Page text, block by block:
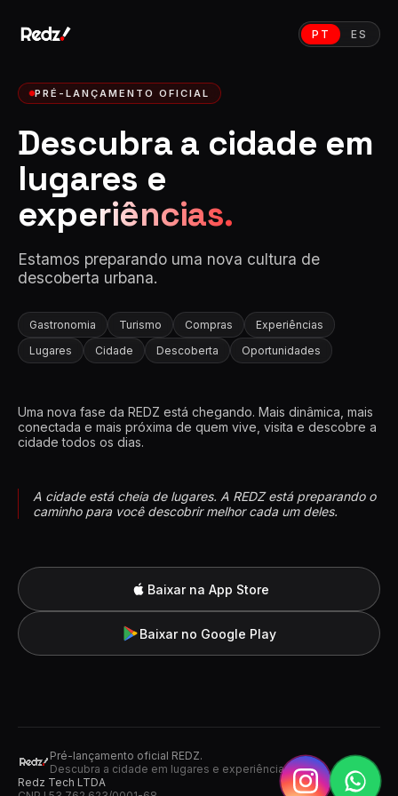
PT ES
PRÉ-LANÇAMENTO OFICIAL
Descubra a cidade em
lugares e
experiências.
Estamos preparando uma nova cultura de
descoberta urbana.
Gastronomia Turismo Compras
Experiências
Lugares
Cidade Descoberta Oportunidades
Uma nova fase da REDZ está chegando. Mais dinâmica, mais
conectada e mais próxima de quem vive, visita e descobre a
cidade todos os dias.
A cidade está cheia de lugares. A REDZ está preparando o
caminho para você descobrir melhor cada um deles.
Baixar na App Store
Baixar no Google Play
Pré-lançamento oficial REDZ.
Descubra a cidade em lugares e experiências.
Redz Tech LTDA